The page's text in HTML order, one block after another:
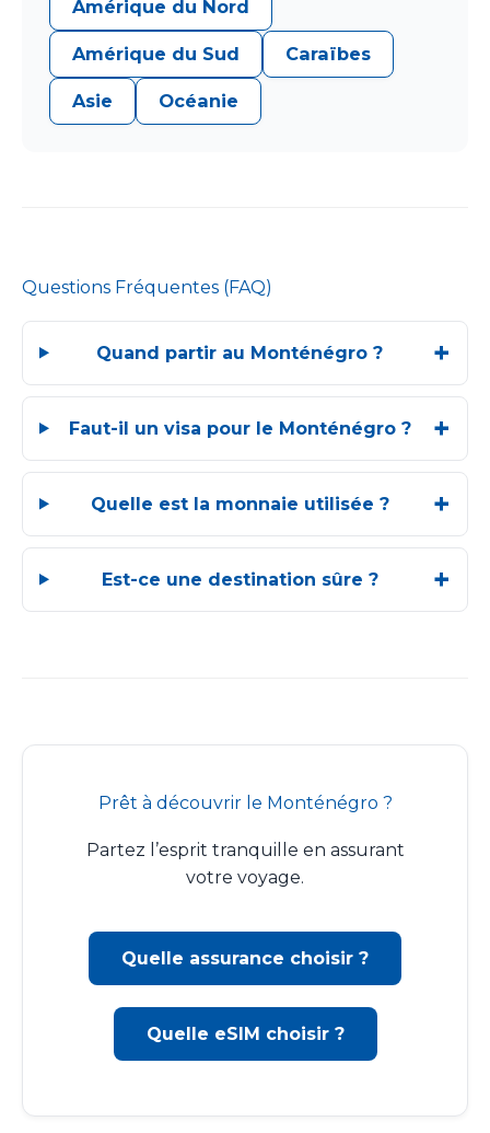
Amérique du Nord
Amérique du Sud Caraïbes
Asie Océanie
Questions Fréquentes (FAQ)
Quand partir au Monténégro ?
Faut-il un visa pour le Monténégro ?
Quelle est la monnaie utilisée ?
Est-ce une destination sûre ?
Prêt à découvrir le Monténégro ?
Partez l’esprit tranquille en assurant
votre voyage.
Quelle assurance choisir ?
Quelle eSIM choisir ?